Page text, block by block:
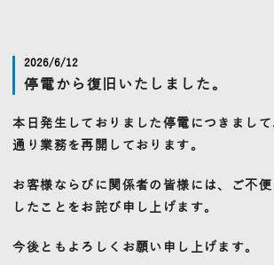
2026/6/12
停電から復旧いたしました。
本日発生しておりました停電につきまし
通り業務を再開しております。
お客様ならびに関係者の皆様には、ご不
したことをお詫び申し上げます。
今後ともよろしくお願い申し上げます。